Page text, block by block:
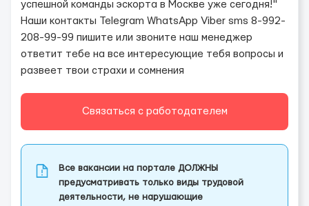
успешной команды эскорта в Москве уже сегодня!"
Наши контакты Telegram WhatsApp Viber sms 8-992-
208-99-99 пишите или звоните наш менеджер
ответит тебе на все интересующие тебя вопросы и
развеет твои страхи и сомнения
Связаться с работодателем
Все вакансии на портале ДОЛЖНЫ
предусматривать только виды трудовой
деятельности, не нарушающие